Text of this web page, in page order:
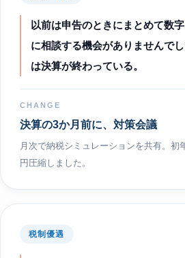
以前は申告のときにまとめて数
に相談する機会がありませんで
は決算が終わっている。
CHANGE
決算の3か月前に、対策会議
月次で納税シミュレーションを共有。初
円圧縮しました。
税制優遇